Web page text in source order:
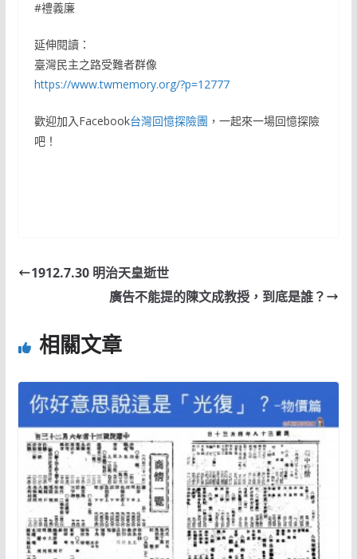
#禮義廉
延伸閱讀：
臺灣民主之路受難者群像
https://www.twmemory.org/?p=12777
歡迎加入Facebook台灣回憶探險團 ，一起來一場回憶探險
吧！
1912.7.30 明治天皇逝世
廣告不能提的陳文成教授，到底是誰？
相關文章